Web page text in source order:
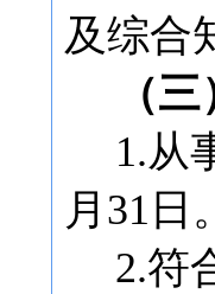
及综合
（
1.从
月31日
2.符